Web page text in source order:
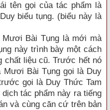
tên gọi của tác phẩm là
biểu tụng. (biểu này là
Bài Tụng là mới mà
này trình bày một cách
chất liệu cũ. Trước hết nó
Mươi Bài Tụng gọi là Duy
gọi là Duy Thức Tam
tác phẩm này ra tiếng
và cùng căn cứ trên bản